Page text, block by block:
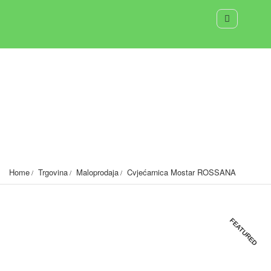
Home Trgovina Maloprodaja Cvjećarnica Mostar ROSSANA
FEATURED